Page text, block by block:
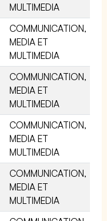
MULTIMEDIA
COMMUNICATION,
MEDIA ET
MULTIMEDIA
COMMUNICATION,
MEDIA ET
MULTIMEDIA
COMMUNICATION,
MEDIA ET
MULTIMEDIA
COMMUNICATION,
MEDIA ET
MULTIMEDIA